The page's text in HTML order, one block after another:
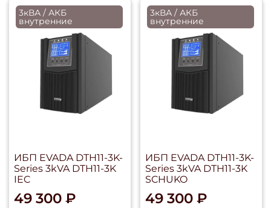
3кВА / АКБ
внутренние
ИБП EVADA DTH11-3K-
Series 3kVA DTH11-3K
IEC
49 300 ₽
3кВА / АКБ
внутренние
ИБП EVADA DTH11-3K-
Series 3kVA DTH11-3K
SCHUKO
49 300 ₽